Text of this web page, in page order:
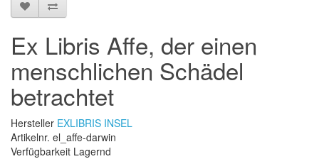
Ex Libris Affe, der einen
menschlichen Schädel
betrachtet
Hersteller EXLIBRIS INSEL
Artikelnr. el_affe-darwin
Verfügbarkeit Lagernd